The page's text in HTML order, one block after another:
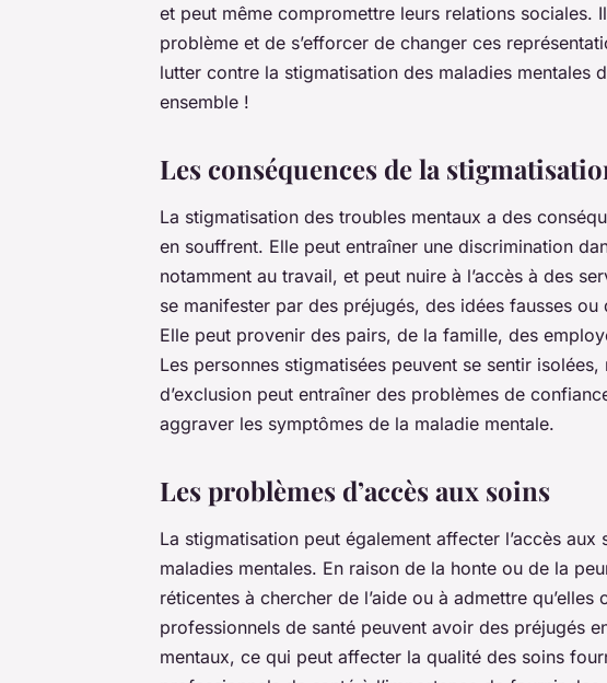
et peut même compromettre leurs relations sociales.
problème et de s’efforcer de changer ces
lutter contre la stigmatisation des maladies mentales
ensemble !
Les conséquences de la
La stigmatisation des troubles mentaux a des
en souffrent. Elle peut entraîner une discrimination
notamment au travail, et peut nuire à l’accès à des
se manifester par des préjugés, des idées fausses
Elle peut provenir des pairs, de la famille, des
Les personnes stigmatisées peuvent se sentir
d’exclusion peut entraîner des problèmes de
aggraver les symptômes de la maladie mentale.
Les problèmes d’accès aux soins
La stigmatisation peut également affecter l’accès
maladies mentales. En raison de la honte ou de la
réticentes à chercher de l’aide ou à admettre
professionnels de santé peuvent avoir des préjugés
mentaux, ce qui peut affecter la qualité des soins